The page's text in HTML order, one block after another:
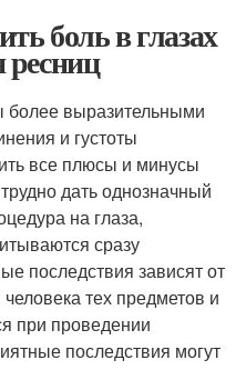
боль в глазах
более выразительными
и густоты
все плюсы и минусы
дать однозначный
на глаза,
сразу
последствия зависят от
тех предметов и
при проведении
последствия могут